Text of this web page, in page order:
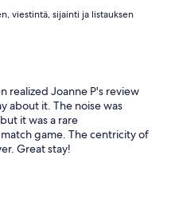
viestintä, sijainti ja listauksen
realized Joanne P's review
about it. The noise was
it was a rare
game. The centricity of
Great stay!